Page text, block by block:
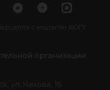
с хештегом #ЮГУ
организации
ул. Чехова, 16